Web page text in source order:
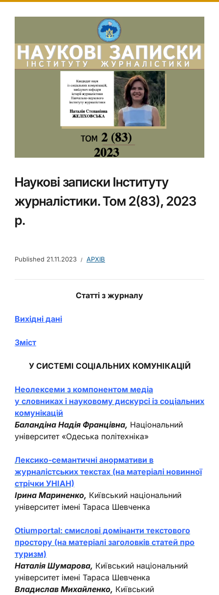
Наукові записки Інституту
журналістики. Том 2(83), 2023
р.
Published 21.11.2023 АРХІВ
Статті з журналу
Вихідні дані
Зміст
У СИСТЕМІ СОЦІАЛЬНИХ КОМУНІКАЦІЙ
Неолексеми з компонентом медіа
у словниках і науковому дискурсі із соціальних
комунікацій
Баландіна Надія Францівна, Національний
університет «Одеська політехніка»
Лексико-семантичні анормативи в
журналістських текстах (на матеріалі новинної
стрічки УНІАН)
Ірина Мариненко, Київський національний
університет імені Тараса Шевченка
Otiumportal: смислові домінанти текстового
простору (на матеріалі заголовків статей про
туризм)
Наталія Шумарова, Київський національний
університет імені Тараса Шевченка
Владислав Михайленко, Київський